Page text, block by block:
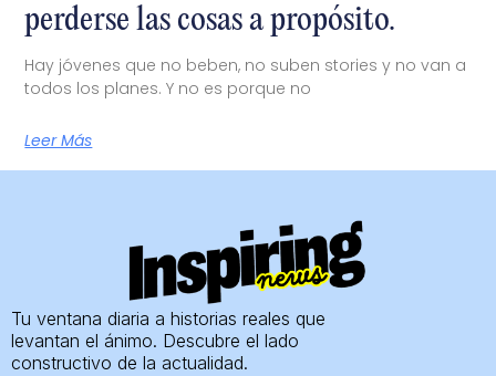
perderse las cosas a propósito.
Hay jóvenes que no beben, no suben stories y no van a
todos los planes. Y no es porque no
Leer Más
Tu ventana diaria a historias reales que
levantan el ánimo. Descubre el lado
constructivo de la actualidad.